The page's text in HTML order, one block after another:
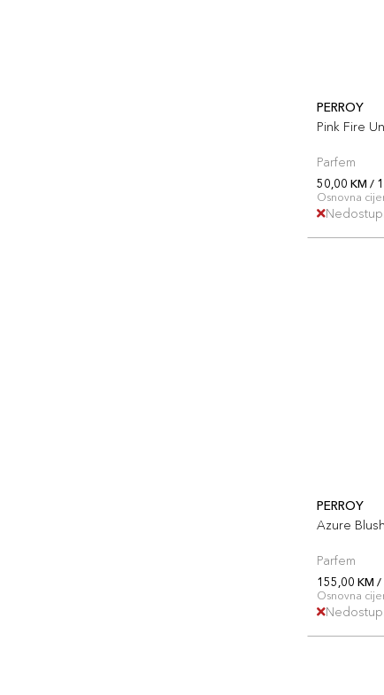
PERROY
Pink Fire
Parfem
50,00 KM /
Osnovna
PERROY
Azure
Parfem
155,00 KM /
Osnovna